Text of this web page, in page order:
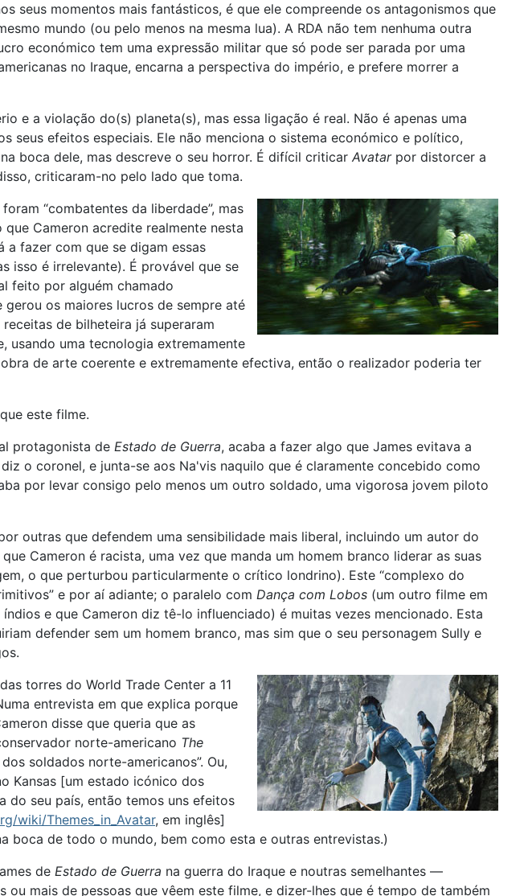
seus momentos mais fantásticos, é que ele compreende os antagonismos que
mundo (ou pelo menos na mesma lua). A RDA não tem nenhuma outra
económico tem uma expressão militar que só pode ser parada por uma
no Iraque, encarna a perspectiva do império, e prefere morrer a
e a violação do(s) planeta(s), mas essa ligação é real. Não é apenas uma
seus efeitos especiais. Ele não menciona o sistema económico e político,
boca dele, mas descreve o seu horror. É difícil criticar Avatarpor distorcer a
criticaram-no pelo lado que toma.
“combatentes da liberdade”, mas
Cameron acredite realmente nesta
fazer com que se digam essas
isso é irrelevante). É provável que se
feito por alguém chamado
os maiores lucros de sempre até
de bilheteira já superaram
usando uma tecnologia extremamente
de arte coerente e extremamente efectiva, então o realizador poderia ter
este filme.
protagonista de Estado de Guerra, acaba a fazer algo que James evitava a
o coronel, e junta-se aos Na'vis naquilo que é claramente concebido como
por levar consigo pelo menos um outro soldado, uma vigorosa jovem piloto
outras que defendem uma sensibilidade mais liberal, incluindo um autor do
Cameron é racista, uma vez que manda um homem branco liderar as suas
o que perturbou particularmente o crítico londrino). Este “complexo do
e por aí adiante; o paralelo com Dança com Lobos (um outro filme em
e que Cameron diz tê-lo influenciado) é muitas vezes mencionado. Esta
defender sem um homem branco, mas sim que o seu personagem Sully e
torres do World Trade Center a 11
entrevista em que explica porque
disse que queria que as
norte-americano The
soldados norte-americanos”. Ou,
Kansas [um estado icónico dos
do seu país, então temos uns efeitos
wiki/Themes_in_Avatar, em inglês]
boca de todo o mundo, bem como esta e outras entrevistas.)
de Estado de Guerra na guerra do Iraque e noutras semelhantes —
mais de pessoas que vêem este filme, e dizer-lhes que é tempo de também